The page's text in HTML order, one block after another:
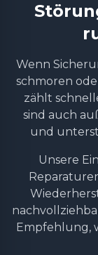
Wenn
schmoren
zählt
sind auch
und
Unsere
Empfehlung,